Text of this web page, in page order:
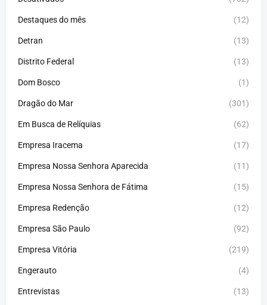
Destaques do mês (12)
Detran (13)
Distrito Federal (13)
Dom Bosco (1)
Dragão do Mar (301)
Em Busca de Relíquias (62)
Empresa Iracema (17)
Empresa Nossa Senhora Aparecida (11)
Empresa Nossa Senhora de Fátima (15)
Empresa Redenção (12)
Empresa São Paulo (92)
Empresa Vitória (219)
Engerauto (4)
Entrevistas (13)